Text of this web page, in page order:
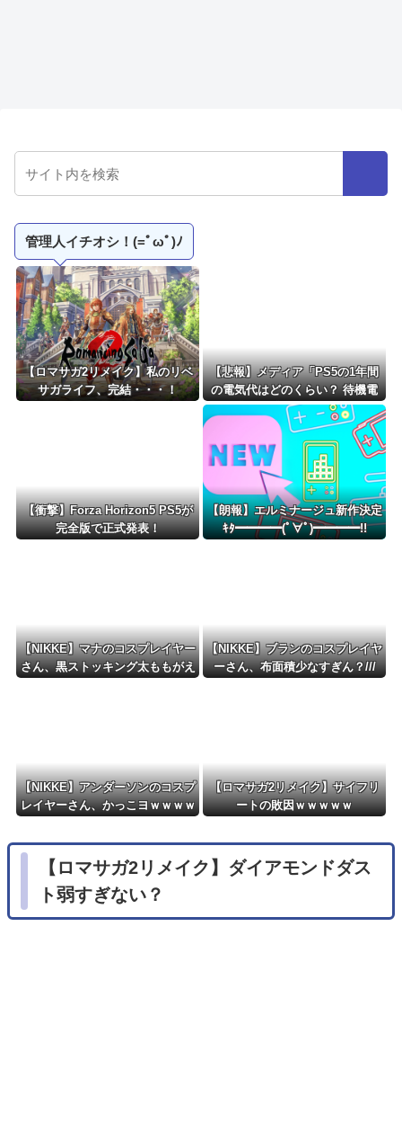
管理人イチオシ！(=ﾟωﾟ)ﾉ
【ロマサガ2リメイク】私のリベ
サガライフ、完結・・・！
【悲報】メディア「PS5の1年間
の電気代はどのくらい？ 待機電
力には注意すべき？」
【衝撃】Forza Horizon5 PS5が
完全版で正式発表！
【朗報】エルミナージュ新作決定
ｷﾀ━━━━(ﾟ∀ﾟ)━━━━!!
【NIKKE】マナのコスプレイヤー
さん、黒ストッキング太ももがえ
【NIKKE】ブランのコスプレイヤ
ーさん、布面積少なすぎん？///
【NIKKE】アンダーソンのコスプ
レイヤーさん、かっこヨｗｗｗｗ
【ロマサガ2リメイク】サイフリ
ートの敗因ｗｗｗｗｗ
【ロマサガ2リメイク】ダイアモンドダス
ト弱すぎない？